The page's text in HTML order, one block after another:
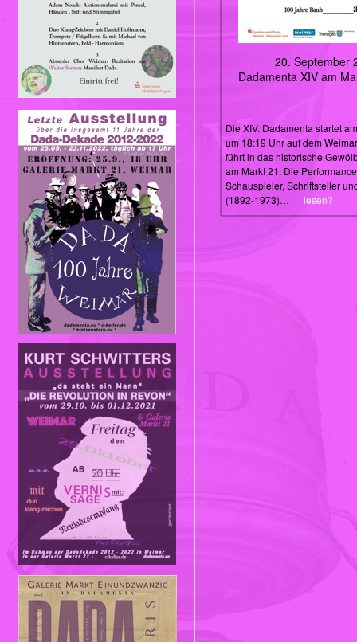
20. September
Dadamenta XIV am
Die XIV. Dadamenta startet
um 18:19 Uhr auf dem
führt in das historische
am Markt 21. Die
Schauspieler, Schriftsteller
(1892-1973)… lesen?